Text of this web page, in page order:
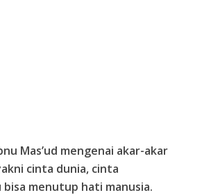
Mas’ud mengenai akar-akar
cinta dunia, cinta
menutup hati manusia.